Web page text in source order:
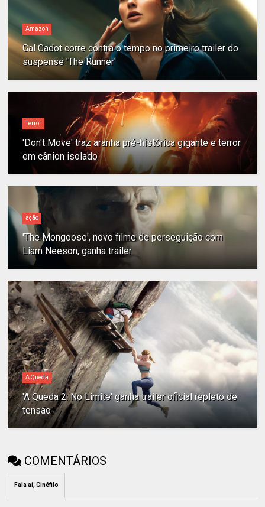
Amazon
Gal Gadot corre contra o tempo no primeiro trailer do
suspense 'The Runner'
Terror
'Don't Move' traz aranha pré-histórica gigante e terror
em cânion isolado
ação
'The Mongoose', novo filme de perseguição com
Liam Neeson, ganha trailer
A Queda
'A Queda 2: No Limite' ganha trailer oficial repleto de
tensão
COMENTÁRIOS
Fala aí, Cinéfilo